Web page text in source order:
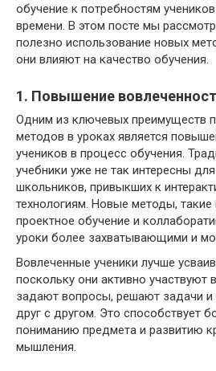
обучение к потребностям
времени. В этом посте мы
полезно использование новых
они влияют на качество обучения.
1. Повышение
Одним из ключевых преимуществ
методов в уроках является
учеников в процесс обучения.
учебники уже не так интересны
школьников, привыкших к
технологиям. Новые методы, такие
проектное обучение и
уроки более захватывающими и
Вовлеченные ученики лучше
поскольку они активно участвуют
задают вопросы, решают задачи и
друг с другом. Это способствует
пониманию предмета и развитию
мышления.